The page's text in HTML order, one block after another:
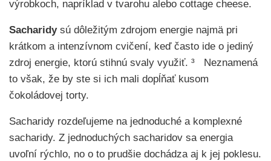
výrobkoch, napríklad v tvarohu alebo cottage cheese.
Sacharidy sú dôležitým zdrojom energie najmä pri
krátkom a intenzívnom cvičení, keď často ide o jediný
zdroj energie, ktorú stihnú svaly využiť. ³ Neznamená
to však, že by ste si ich mali dopĺňať kusom
čokoládovej torty.
Sacharidy rozdeľujeme na jednoduché a komplexné
sacharidy. Z jednoduchých sacharidov sa energia
uvoľní rýchlo, no o to prudšie dochádza aj k jej poklesu.